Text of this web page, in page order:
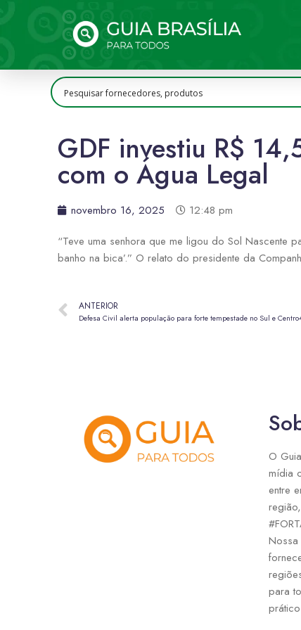
GDF investiu R$
com o Água Legal
novembro 16, 2025
12:48 pm
“Teve uma senhora que me ligou do Sol Nascente
banho na bica’.” O relato do presidente da
ANTERIOR
Defesa Civil alerta população para forte tempestade no Sul e
O
mídia
entre
Nossa
para